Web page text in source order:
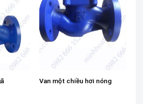
Van một chiều hơi nóng